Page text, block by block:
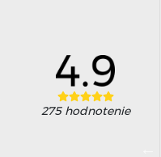
275 hodnotenie
před rokem přes Google
Jsem nadšená, tohle je jediná